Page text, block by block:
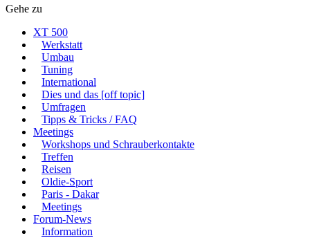
Gehe zu
XT 500
Werkstatt
Umbau
Tuning
International
Dies und das [off topic]
Umfragen
Tipps & Tricks / FAQ
Meetings
Workshops und Schrauberkontakte
Treffen
Reisen
Oldie-Sport
Paris - Dakar
Meetings
Forum-News
Information